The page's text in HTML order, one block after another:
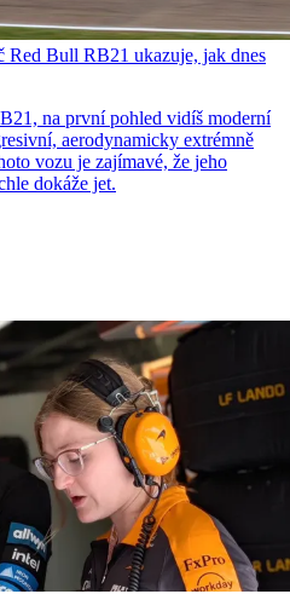
Red Bull RB21 ukazuje, jak dnes
na první pohled vidíš moderní
aerodynamicky extrémně
vozu je zajímavé, že jeho
dokáže jet.